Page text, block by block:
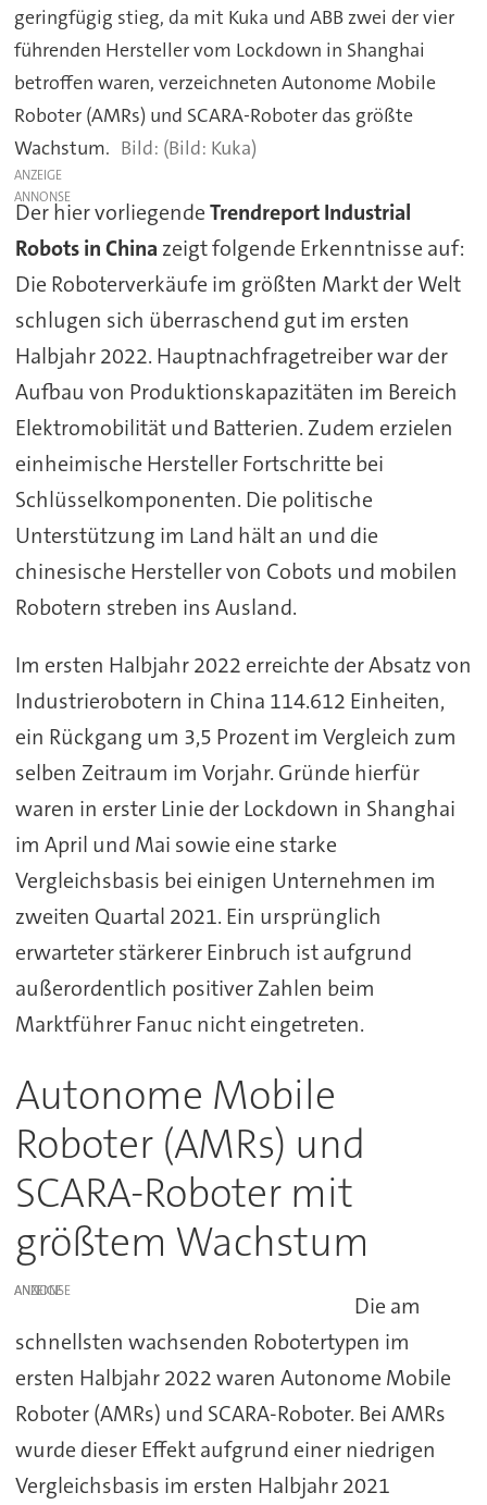
geringfügig stieg, da mit Kuka und ABB zwei der vier
führenden Hersteller vom Lockdown in Shanghai
betroffen waren, verzeichneten Autonome Mobile
Roboter (AMRs) und SCARA-Roboter das größte
Wachstum.
(Bild: Kuka)
ANZEIGE
Der hier vorliegendeTrendreport Industrial
Robots in China zeigt folgende Erkenntnisse auf:
Die Roboterverkäufe im größten Markt der Welt
schlugen sich überraschend gut im ersten
Halbjahr 2022. Hauptnachfragetreiber war der
Aufbau von Produktionskapazitäten im Bereich
Elektromobilität und Batterien. Zudem erzielen
einheimische Hersteller Fortschritte bei
Schlüsselkomponenten. Die politische
Unterstützung im Land hält an und die
chinesische Hersteller von Cobots und mobilen
Robotern streben ins Ausland.
Im ersten Halbjahr 2022 erreichte der Absatz von
Industrierobotern in China 114.612 Einheiten,
ein Rückgang um 3,5 Prozent im Vergleich zum
selben Zeitraum im Vorjahr. Gründe hierfür
waren in erster Linie der Lockdown in Shanghai
im April und Mai sowie eine starke
Vergleichsbasis bei einigen Unternehmen im
zweiten Quartal 2021. Ein ursprünglich
erwarteter stärkerer Einbruch ist aufgrund
außerordentlich positiver Zahlen beim
Marktführer Fanuc nicht eingetreten.
Autonome Mobile
Roboter (AMRs) und
SCARA-Roboter mit
größtem Wachstum
ANZEIGE
Die am
schnellsten wachsenden Robotertypen im
ersten Halbjahr 2022 waren Autonome Mobile
Roboter (AMRs) und SCARA-Roboter. Bei AMRs
wurde dieser Effekt aufgrund einer niedrigen
Vergleichsbasis im ersten Halbjahr 2021